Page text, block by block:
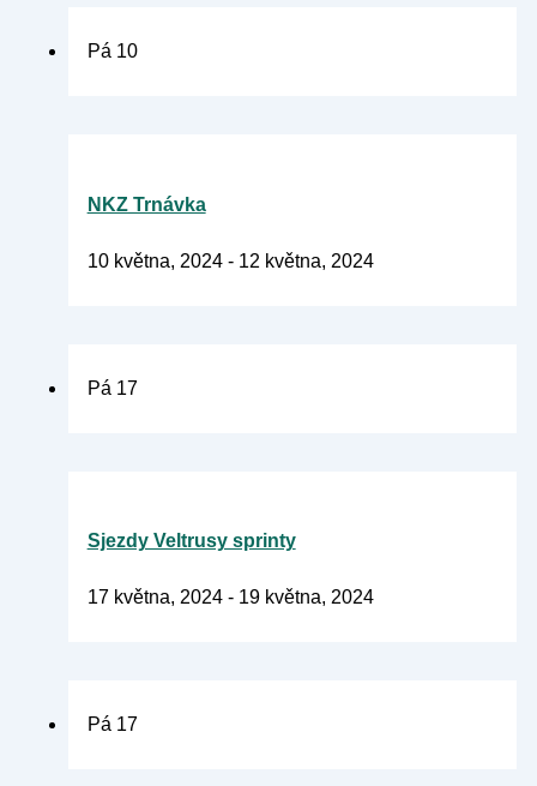
Pá 10
NKZ Trnávka
10 května, 2024- 12 května, 2024
Pá 17
Sjezdy Veltrusy sprinty
17 května, 2024- 19 května, 2024
Pá 17